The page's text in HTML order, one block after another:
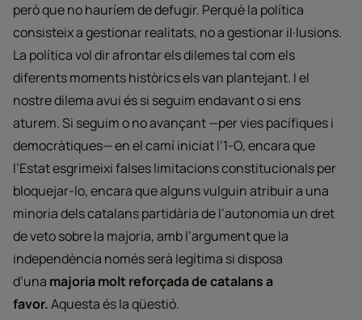
però que no hauríem de defugir. Perquè la política
consisteix a gestionar realitats, no a gestionar il·lusions.
La política vol dir afrontar els dilemes tal com els
diferents moments històrics els van plantejant. I el
nostre dilema avui és si seguim endavant o si ens
aturem. Si seguim o no avançant —per vies pacífiques i
democràtiques— en el camí iniciat l’1-O, encara que
l’Estat esgrimeixi falses limitacions constitucionals per
bloquejar-lo, encara que alguns vulguin atribuir a una
minoria dels catalans partidària de l’autonomia un dret
de veto sobre la majoria, amb l’argument que la
independència només serà legítima si disposa
d’una majoria molt reforçada de catalans a
favor.Aquesta és la qüestió.